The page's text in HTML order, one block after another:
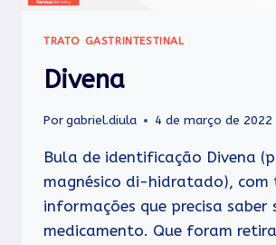
TRATO GASTRINTESTINAL
Divena
Porgabriel.diula 4 de março de 2022
Bula de identificação Divena
magnésico di-hidratado), com
informações que precisa saber
medicamento. Que foram